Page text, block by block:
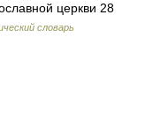
церкви 28
словарь